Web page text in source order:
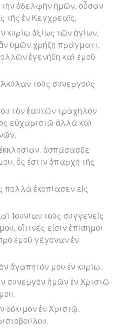
τὴν ἀδελφὴν ἡμῶν, οὖσαν
τῆς ἐν Κεγχρεαῖς,
κυρίῳ ἀξίως τῶν ἁγίων,
ὑμῶν χρῄζῃ πράγματι,
ἐγενήθη καὶ ἐμοῦ
τοὺς συνεργούς
τὸν ἑαυτῶν τράχηλον
εὐχαριστῶ ἀλλὰ καὶ
ἐκκλησίαν. ἀσπάσασθε
ὅς ἐστιν ἀπαρχὴ τῆς
ἐκοπίασεν εἰς
Ἰουνίαν τοὺς συγγενεῖς
οἵτινές εἰσιν ἐπίσημοι
ἐμοῦ γέγοναν ἐν
ἀγαπητόν μου ἐν κυρίῳ.
συνεργὸν ἡμῶν ἐν Χριστῷ
ἐν Χριστῷ.